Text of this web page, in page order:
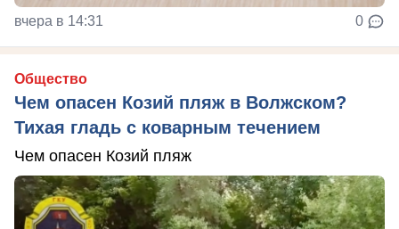
вчера в 14:31 0
Общество
Чем опасен Козий пляж в Волжском?
Тихая гладь с коварным течением
Чем опасен Козий пляж